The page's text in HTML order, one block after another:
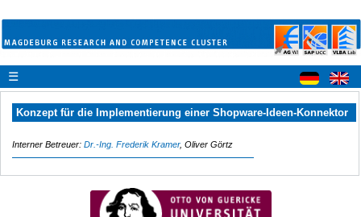
☰
Konzept für die Implementierung einer Shopware-Ideen-Konnektor
Interner Betreuer: Dr.-Ing. Frederik Kramer, Oliver Görtz